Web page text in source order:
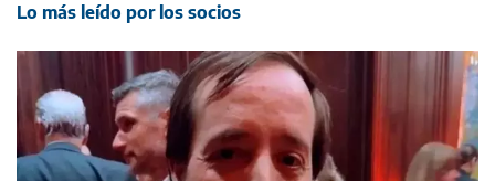
Lo más leído por los socios